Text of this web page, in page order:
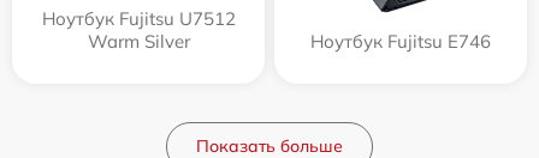
Ноутбук Fujitsu U7512
Warm Silver
Ноутбук Fujitsu E746
Показать больше